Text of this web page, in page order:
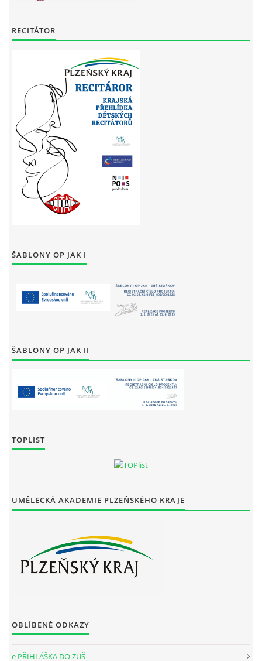
RECITÁTOR
ŠABLONY OP JAK I
ŠABLONY OP JAK II
TOPLIST
UMĚLECKÁ AKADEMIE PLZEŇSKÉHO KRAJE
OBLÍBENÉ ODKAZY
e PŘIHLÁŠKA DO ZUŠ